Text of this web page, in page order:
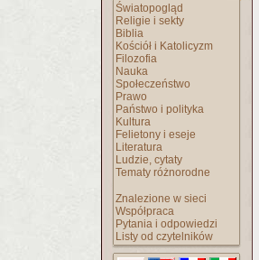
Światopogląd
Religie i sekty
Biblia
Kościół i Katolicyzm
Filozofia
Nauka
Społeczeństwo
Prawo
Państwo i polityka
Kultura
Felietony i eseje
Literatura
Ludzie, cytaty
Tematy różnorodne
Znalezione w sieci
Współpraca
Pytania i odpowiedzi
Listy od czytelników